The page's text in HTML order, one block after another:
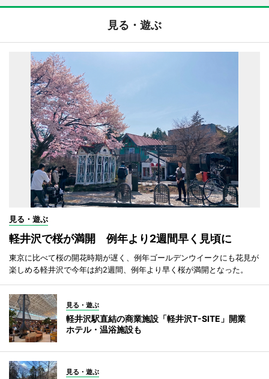
見る・遊ぶ
見る・遊ぶ
軽井沢で桜が満開 例年より2週間早く見頃に
東京に比べて桜の開花時期が遅く、例年ゴールデンウイークにも花見が
楽しめる軽井沢で今年は約2週間、例年より早く桜が満開となった。
見る・遊ぶ
軽井沢駅直結の商業施設「軽井沢T-SITE」開業
ホテル・温浴施設も
見る・遊ぶ